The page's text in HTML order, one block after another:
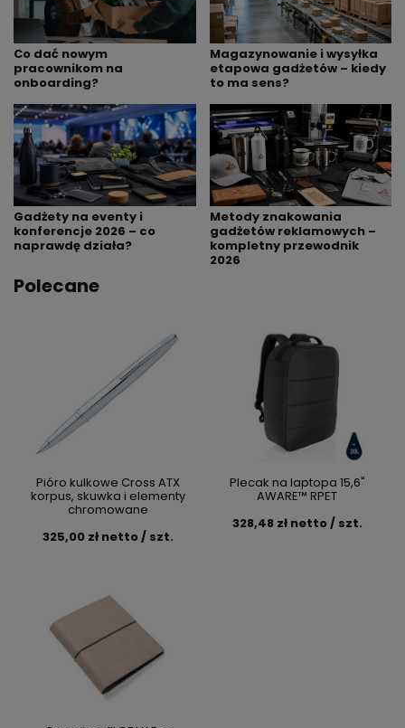
Co dać nowym
pracownikom na
onboarding?
Magazynowanie i wysyłka
etapowa gadżetów – kiedy
to ma sens?
Gadżety na eventy i
konferencje 2026 – co
naprawdę działa?
Metody znakowania
gadżetów reklamowych –
kompletny przewodnik
2026
Polecane
Pióro kulkowe Cross ATX
korpus, skuwka i elementy
chromowane
325,00 zł netto / szt.
Plecak na laptopa 15,6"
AWARE™ RPET
328,48 zł netto / szt.